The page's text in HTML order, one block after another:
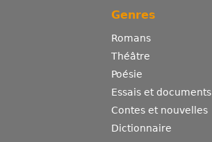
Genres
Romans
Théâtre
Poésie
Essais et documents
Contes et nouvelles
Dictionnaire